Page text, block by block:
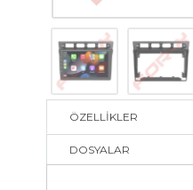
ÖZELLİKLER
DOSYALAR